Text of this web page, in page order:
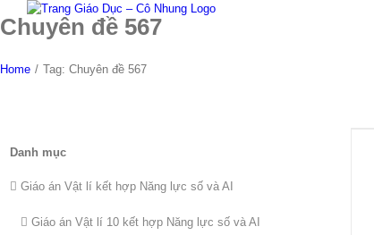
to
Chuyên đề 567
Home / Tag: Chuyên đề 567
Danh mục
Giáo án Vật lí kết hợp Năng lực số và AI
Giáo án Vật lí 10 kết hợp Năng lực số và AI